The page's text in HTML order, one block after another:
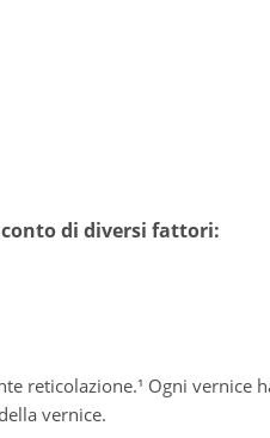
di diversi fattori:
reticolazione.¹ Ogni
vernice.